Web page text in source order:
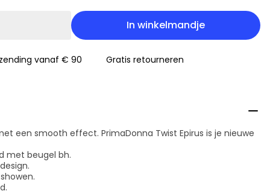
In winkelmandje
vanaf € 90 Gratis retourneren
een smooth effect. PrimaDonna Twist Epirus is je nieuwe
met beugel bh.